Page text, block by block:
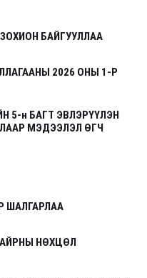
БАЙГУУЛЛАА
2026 ОНЫ 1-Р
5-н БАГТ ЭВЛЭРҮҮЛЭН
МЭДЭЭЛЭЛ ӨГЧ
ШАЛГАРЛАА
НӨХЦӨЛ